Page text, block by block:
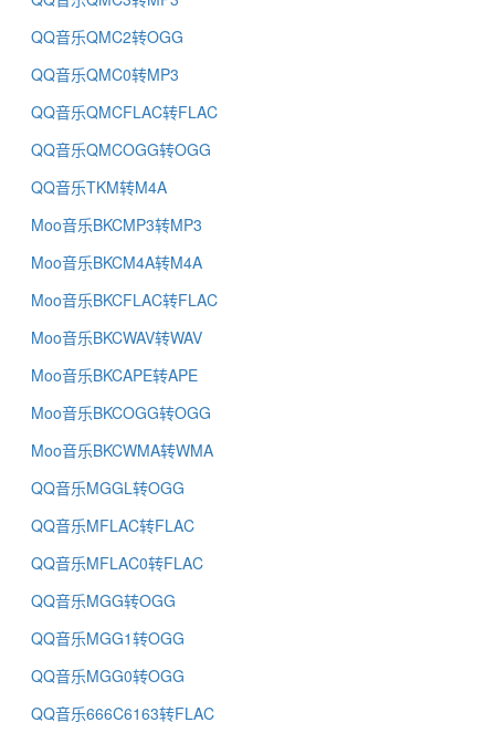
QQ音乐QMC2转OGG
QQ音乐QMC0转MP3
QQ音乐QMCFLAC转FLAC
QQ音乐QMCOGG转OGG
QQ音乐TKM转M4A
Moo音乐BKCMP3转MP3
Moo音乐BKCM4A转M4A
Moo音乐BKCFLAC转FLAC
Moo音乐BKCWAV转WAV
Moo音乐BKCAPE转APE
Moo音乐BKCOGG转OGG
Moo音乐BKCWMA转WMA
QQ音乐MGGL转OGG
QQ音乐MFLAC转FLAC
QQ音乐MFLAC0转FLAC
QQ音乐MGG转OGG
QQ音乐MGG1转OGG
QQ音乐MGG0转OGG
QQ音乐666C6163转FLAC